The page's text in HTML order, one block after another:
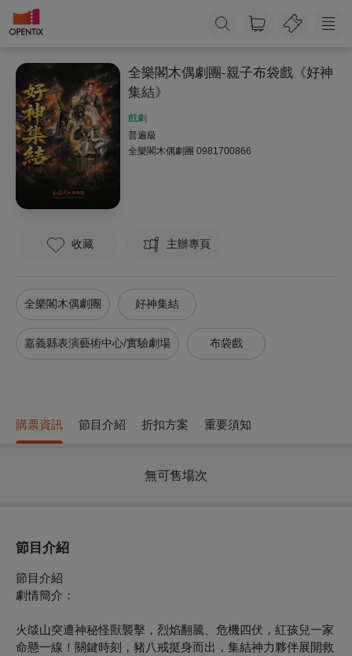
全樂閣木偶劇團-親子布袋戲《好神
集結》
戲劇
普遍級
全樂閣木偶劇團 0981700866
收藏 主辦專頁
全樂閣木偶劇團 好神集結
嘉義縣表演藝術中心/實驗劇場 布袋戲
購票資訊 節目介紹 折扣方案 重要須知
無可售場次
節目介紹
節目介紹
劇情簡介：
火燄山突遭神秘怪獸襲擊，烈焰翻騰、危機四伏， 紅孩兒一家
命懸一線！關鍵時刻，豬八戒挺身而出， 集結神力夥伴展開救